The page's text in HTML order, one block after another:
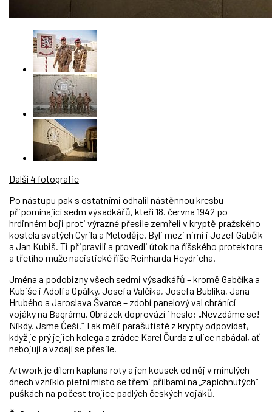
Další 4 fotografie
Po nástupu pak s ostatními odhalil nástěnnou kresbu
připomínající sedm výsadkářů, kteří 18. června 1942 po
hrdinném boji proti výrazné přesile zemřeli v kryptě pražského
kostela svatých Cyrila a Metoděje. Byli mezi nimi i Jozef Gabčík
a Jan Kubiš. Ti připravili a provedli útok na říšského protektora
a třetího muže nacistické říše Reinharda Heydricha.
Jména a podobizny všech sedmi výsadkářů – kromě Gabčíka a
Kubiše i Adolfa Opálky, Josefa Valčíka, Josefa Bublíka, Jana
Hrubého a Jaroslava Švarce – zdobí panelový val chránící
vojáky na Bagrámu. Obrázek doprovází i heslo: „Nevzdáme se!
Nikdy. Jsme Češi.“ Tak měli parašutisté z krypty odpovídat,
když je prý jejich kolega a zrádce Karel Čurda z ulice nabádal, ať
nebojují a vzdají se přesile.
Artwork je dílem kaplana roty a jen kousek od něj v minulých
dnech vzniklo pietní místo se třemi přilbami na „zapíchnutých“
puškách na počest trojice padlých českých vojáků.